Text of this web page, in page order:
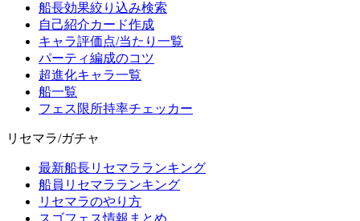
船長効果絞り込み検索
自己紹介カード作成
キャラ評価点/当たり一覧
パーティ編成のコツ
超進化キャラ一覧
船一覧
フェス限所持率チェッカー
リセマラ/ガチャ
最新船長リセマラランキング
船員リセマラランキング
リセマラのやり方
スゴフェス情報まとめ